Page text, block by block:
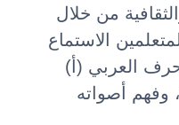
من خلال
الاستماع
العربي (أ)
وفهم أصواته